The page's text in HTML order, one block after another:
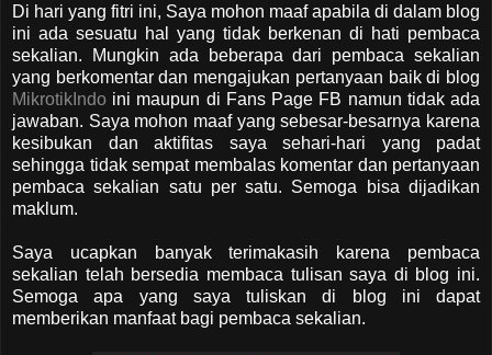
Di hari yang fitri ini, Saya mohon maaf apabila di dalam blog
ini ada sesuatu hal yang tidak berkenan di hati pembaca
sekalian. Mungkin ada beberapa dari pembaca sekalian
yang berkomentar dan mengajukan pertanyaan baik di blog
MikrotikIndo ini maupun di Fans Page FB namun tidak ada
jawaban. Saya mohon maaf yang sebesar-besarnya karena
kesibukan dan aktifitas saya sehari-hari yang padat
sehingga tidak sempat membalas komentar dan pertanyaan
pembaca sekalian satu per satu. Semoga bisa dijadikan
maklum.
Saya ucapkan banyak terimakasih karena pembaca
sekalian telah bersedia membaca tulisan saya di blog ini.
Semoga apa yang saya tuliskan di blog ini dapat
memberikan manfaat bagi pembaca sekalian.